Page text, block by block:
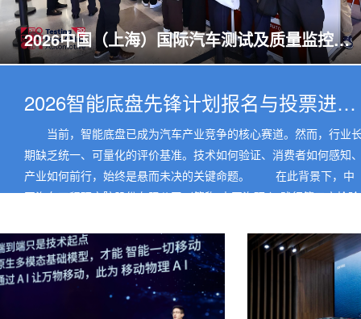
2026中国（上海）国际汽车测试及质量监控博览会聚焦新能源汽
2026智能底盘先锋计划报名与投票进行中，四大升级邀您共鉴
当前，智能底盘已成为汽车产业竞争的核心赛道。然而，行业
期缺乏统一、可量化的评价基准。技术如何验证、消费者如何感知
产业如何前行，始终是悬而未决的关键命题。 在此背景下，中
国汽车工程研究院股份有限公司（简称“中国汽研”）践行第三方检验